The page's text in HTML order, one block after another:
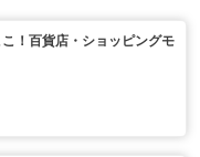
！百貨店・ショッピングモ